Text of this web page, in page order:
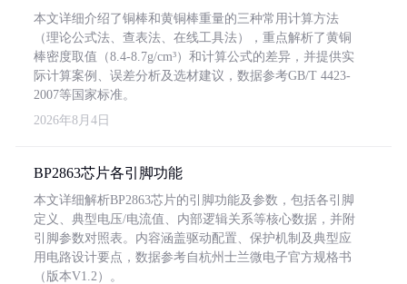
本文详细介绍了铜棒和黄铜棒重量的三种常用计算方法
（理论公式法、查表法、在线工具法），重点解析了黄铜
棒密度取值（8.4-8.7g/cm³）和计算公式的差异，并提供实
际计算案例、误差分析及选材建议，数据参考GB/T 4423-
2007等国家标准。
2026年8月4日
BP2863芯片各引脚功能
本文详细解析BP2863芯片的引脚功能及参数，包括各引脚
定义、典型电压/电流值、内部逻辑关系等核心数据，并附
引脚参数对照表。内容涵盖驱动配置、保护机制及典型应
用电路设计要点，数据参考自杭州士兰微电子官方规格书
（版本V1.2）。